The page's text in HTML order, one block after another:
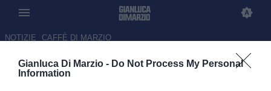
Gianluca Di Marzio - Do Not Process My Personal
Information
NOTIZIE CAFFÈ DI MARZIO
Virtus Entella, Chiappella